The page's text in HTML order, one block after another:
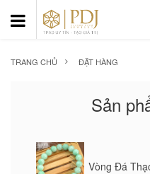
TRANG CHỦ ĐẶT HÀNG
Sản
Vòng Đá